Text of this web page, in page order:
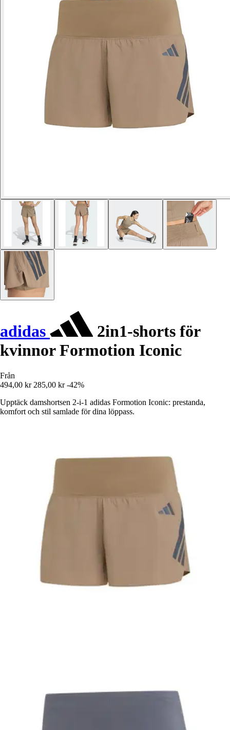
adidas
2in1-shorts för
kvinnor Formotion Iconic
Från
494,00 kr 285,00 kr -42%
Upptäck damshortsen 2-i-1 adidas Formotion Iconic: prestanda,
komfort och stil samlade för dina löppass.